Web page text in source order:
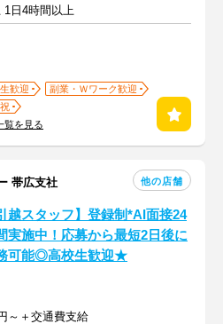
1日4時間以上
歓迎
副業・Ｗワーク歓迎
覧を見る
帯広支社 他の店舗
越スタッフ】登録制*AI面接24
実施中！応募から最短2日後に
可能◎高校生歓迎★
～＋交通費支給